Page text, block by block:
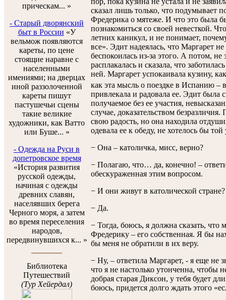
прическам... »
- Старый дворянский
быт в России «У
вельмож появляются
кареты, по цене
стоящие наравне с
населенными
имениями; на дверцах
иной раззолоченной
кареты пишут
пастушечьи сцены
такие великие
художники, как Ватто
или Буше... »
- Одежда на Руси в
допетровское время
«История развития
русской одежды,
начиная с одежды
древних славян,
населявших берега
Черного моря, а затем
во время переселения
народов,
передвинувшихся к... »
Библиотека
Путешествий
(Тур Хейердал)
сказал лишь только, что подумывает
Фредерика о мятеже. И что это была
познакомиться со своей невесткой.
летних каникул, и не понимает,
все». Эдит надеялась, что Маргарет
беспокоилась из-за этого. А потом, не
расплакалась и сказала, что
ней. Маргарет успокаивала кузину,
как эта мысль о поездке в Испанию –
привлекала и радовала ее. Эдит была
получаемое без ее участия,
случае, доказательством
свою радость, но она находила
одевала ее к обеду, не хотелось бы
− Она – католичка, мисс, верно?
− Полагаю, что… да, конечно! –
обескураженная этим вопросом.
− И они живут в католической стране?
− Да.
− Тогда, боюсь, я должна сказать,
Фредерику – его собственная. Я бы
бы меня не обратили в их веру.
− Ну, – ответила Маргарет, - я еще не
что я не настолько утонченна, чтобы
добрая старая Диксон, у тебя будет
боюсь, придется долго ждать этого